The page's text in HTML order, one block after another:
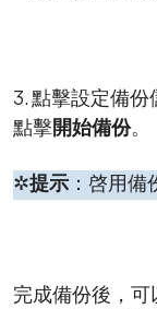
3. 點擊設定備
點擊開始備份。
✲提示 ：啓用備
完成備份後，可